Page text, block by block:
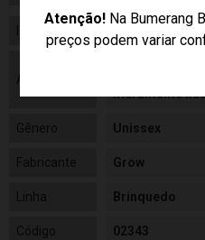
Atenção!Na Bumerang
preços podem variar
Aviso
meramente
Gênero Unissex
Fabricante Grow
Linha Brinquedo
Código 02343